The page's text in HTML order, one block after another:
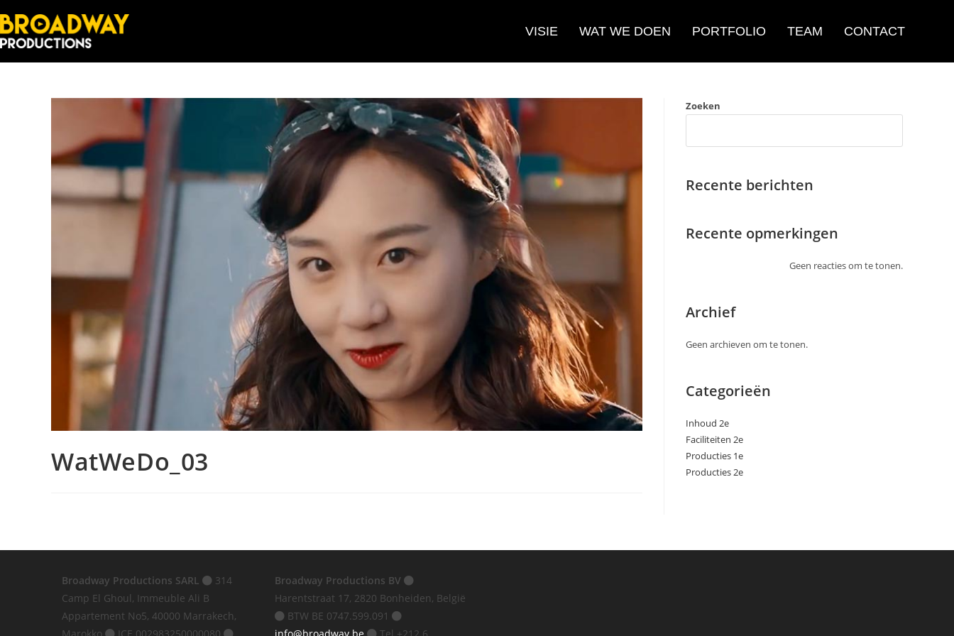
VISIE WAT WE DOEN PORTFOLIO TEAM CONTACT
WatWeDo_03
Zoeken
Zoeken
Recente berichten
Recente opmerkingen
Geen reacties om te tonen.
Archief
Geen archieven om te tonen.
Categorieën
Inhoud 2e
Faciliteiten 2e
Producties 1e
Producties 2e
Broadway Productions SARL
314
Camp El Ghoul, Immeuble Ali B
Appartement No5, 40000 Marrakech,
Broadway Productions BV
Harentstraat 17, 2820 Bonheiden, België
BTW BE 0747.599.091